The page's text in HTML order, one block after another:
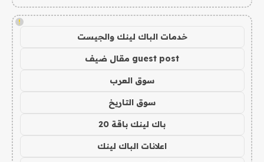
!
خدمات الباك لينك والجيست
guest post مقال ضيف
سوق العرب
سوق التاريخ
باك لينك باقة 20
اعلانات الباك لينك